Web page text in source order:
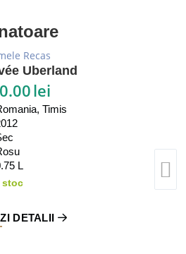
Recas
Uberland
lei
Timis
L
stoc
DETALII